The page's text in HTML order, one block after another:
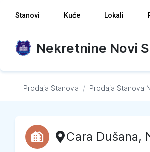
Stanovi Kuće Lokali
Nekretnine Novi
Prodaja Stanova / Prodaja Stanova
Cara Dušana,